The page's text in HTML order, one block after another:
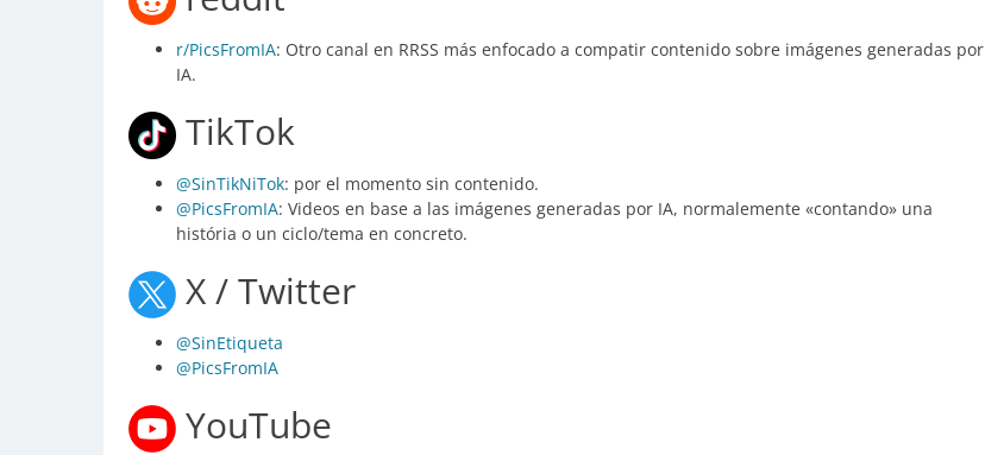
r/PicsFromIA: Otro canal en RRSS más enfocado a compatir contenido sobre imágenes generadas por
IA.
TikTok
@SinTikNiTok: por el momento sin contenido.
@PicsFromIA: Videos en base a las imágenes generadas por IA, normalemente «contando» una
história o un ciclo/tema en concreto.
X / Twitter
@SinEtiqueta
@PicsFromIA
YouTube